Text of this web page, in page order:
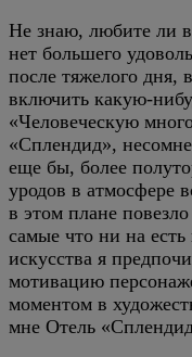
Не знаю, любите ли
нет большего
после тяжелого дня,
включить какую-
«Человеческую
«Сплендид»,
еще бы, более
уродов в атмосфере
в этом плане
самые что ни на есть
искусства я
мотивацию
моментом в
мне Отель